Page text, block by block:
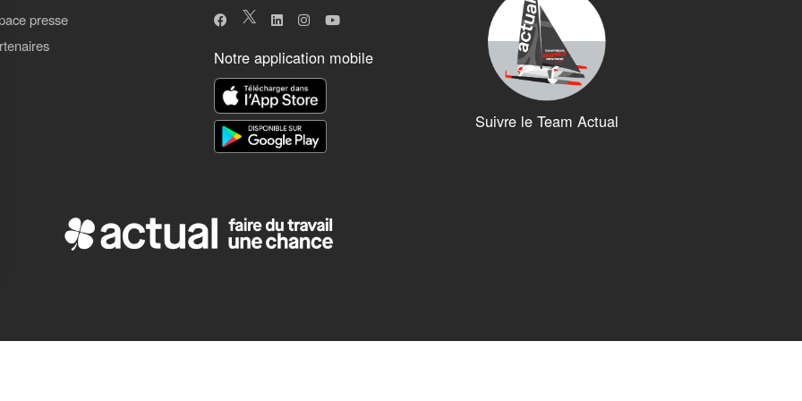
confidentialité, en garantissant la conformité avec les réglementations. Personnalisez vos préférences pour contrôler la manière dont
presse
Notre application mobile
Suivre le Team Actual